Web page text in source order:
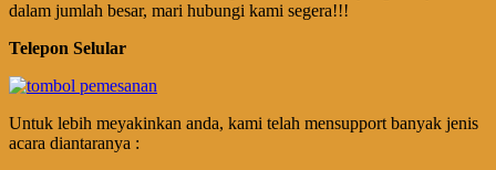
dalam jumlah besar, mari hubungi kami segera!!!
Telepon Selular
Untuk lebih meyakinkan anda, kami telah mensupport banyak jenis
acara diantaranya :